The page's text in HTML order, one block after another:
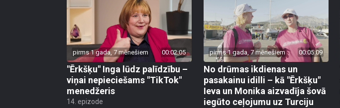
pirms 1 gada, 7 mēnešiem 00:02:05
"Ērkšķu" Inga lūdz palīdzību –
viņai nepieciešams "TikTok"
menedžeris
14. epizode
pirms 1 gada, 7 mēnešiem 00:05:09
No drūmas ikdienas un
pasakainu idilli – kā "Ērkšķu"
Ieva un Monika aizvadīja šovā
iegūto ceļojumu uz Turciju